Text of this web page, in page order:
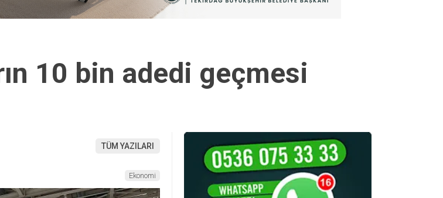
10 bin adedi geçmesi
TÜM YAZILARI
Ekonomi